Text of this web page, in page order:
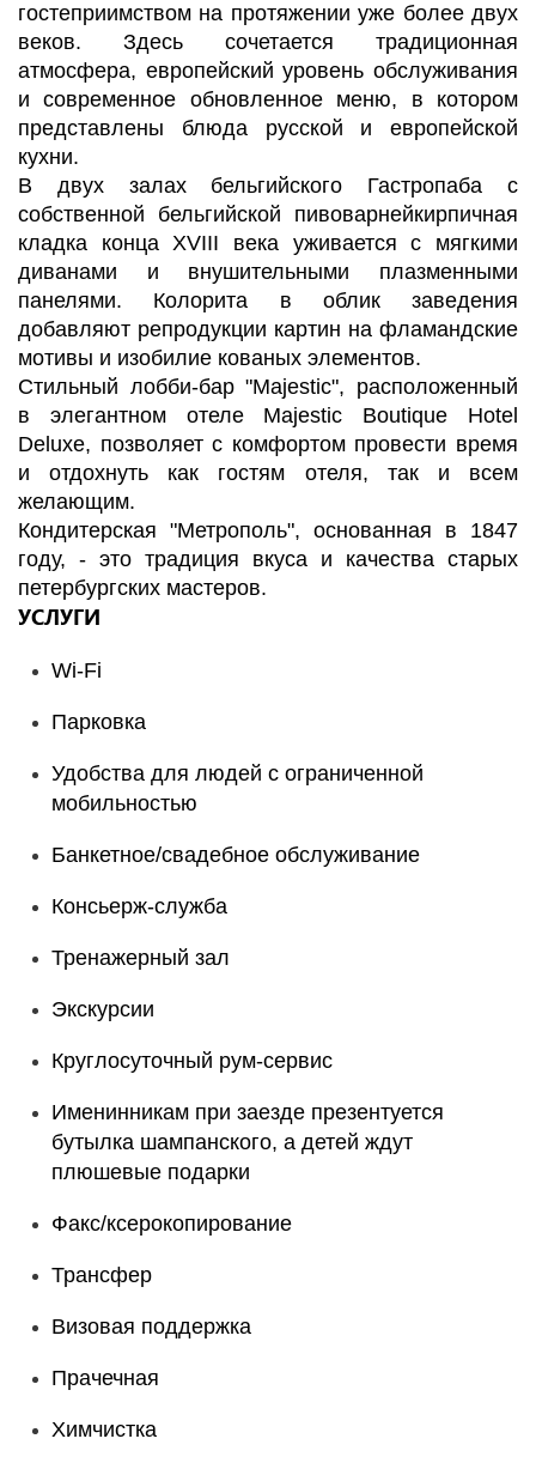
гостеприимством на протяжении уже более двух
веков. Здесь сочетается традиционная
атмосфера, европейский уровень обслуживания
и современное обновленное меню, в котором
представлены блюда русской и европейской
кухни.
В двух залах бельгийского Гастропаба с
собственной бельгийской пивоварнейкирпичная
кладка конца XVIII века уживается с мягкими
диванами и внушительными плазменными
панелями. Колорита в облик заведения
добавляют репродукции картин на фламандские
мотивы и изобилие кованых элементов.
Стильный лобби-бар "Majestic", расположенный
в элегантном отеле Majestic Boutique Hotel
Deluxe, позволяет с комфортом провести время
и отдохнуть как гостям отеля, так и всем
желающим.
Кондитерская "Метрополь", основанная в 1847
году, - это традиция вкуса и качества старых
петербургских мастеров.
УСЛУГИ
Wi-Fi
Парковка
Удобства для людей с ограниченной
мобильностью
Банкетное/свадебное обслуживание
Консьерж-служба
Тренажерный зал
Экскурсии
Круглосуточный рум-сервис
Именинникам при заезде презентуется
бутылка шампанского, а детей ждут
плюшевые подарки
Факс/ксерокопирование
Трансфер
Визовая поддержка
Прачечная
Химчистка